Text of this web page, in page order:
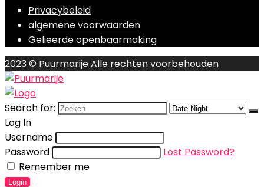
Privacybeleid
algemene voorwaarden
Gelieerde openbaarmaking
2023 © Puurmarije Alle rechten voorbehouden
Search for:
Log In
Username
Password
Lost Password?
Remember me
Login